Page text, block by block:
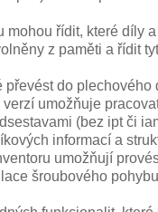
mohou řídit, které díly
z paměti a řídit
převést do plechového
umožňuje
(bez ipt či
informací a
umožňují
šroubového